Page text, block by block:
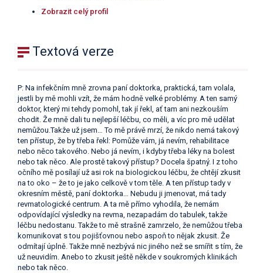
Zobrazit celý profil
Textová verze
P: Na infekčním mně zrovna paní doktorka, praktická, tam volala,
jestli by mě mohli vzít, že mám hodně velké problémy. A ten samý
doktor, který mi tehdy pomohl, tak jí řekl, ať tam ani nezkouším
chodit. Že mně dali tu nejlepší léčbu, co měli, a víc pro mě udělat
nemůžou.Takže už jsem… To mě právě mrzí, že nikdo nemá takový
ten přístup, že by třeba řekl: Pomůže vám, já nevím, rehabilitace
nebo něco takového. Nebo já nevím, i kdyby třeba léky na bolest
nebo tak něco. Ale prostě takový přístup? Docela špatný. I z toho
očního mě posílají už asi rok na biologickou léčbu, že chtějí zkusit
na to oko – že to je jako celkově v tom těle. A ten přístup tady v
okresním městě, paní doktorka… Nebudu ji jmenovat, má tady
revmatologické centrum. A ta mě přímo vyhodila, že nemám
odpovídající výsledky na revma, nezapadám do tabulek, takže
léčbu nedostanu. Takže to mě strašně zamrzelo, že nemůžou třeba
komunikovat s tou pojišťovnou nebo aspoň to nějak zkusit. Že
odmítají úplně. Takže mně nezbývá nic jiného než se smířit s tím, že
už neuvidím. Anebo to zkusit ještě někde v soukromých klinikách
nebo tak něco.